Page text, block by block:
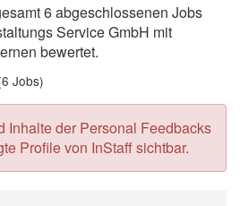
6 abgeschlossenen Jobs
Service GmbH mit
bewertet.
Jobs)
Inhalte der Personal Feedbacks
Profile von InStaff sichtbar.